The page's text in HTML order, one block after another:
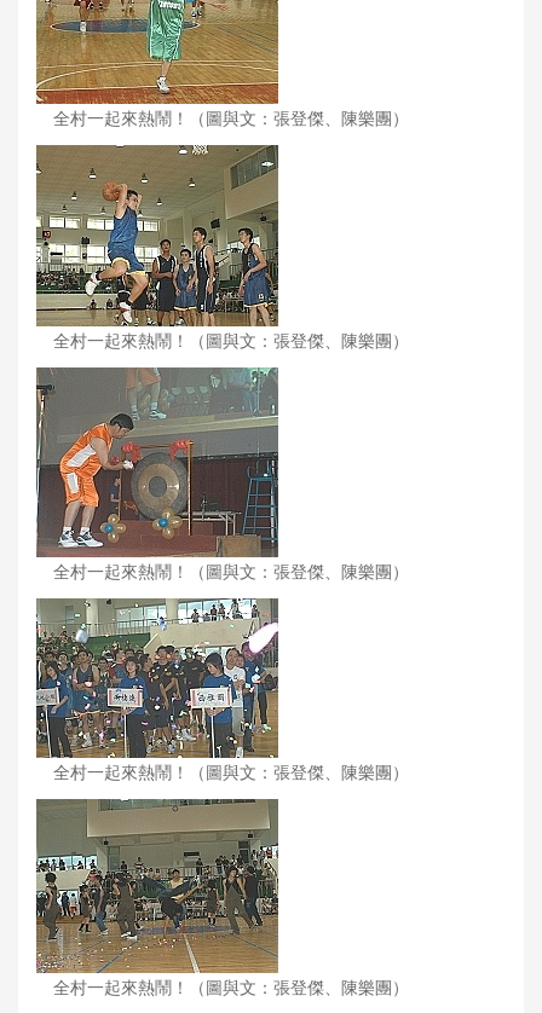
全村一起來熱鬧！（圖與文：張登傑、陳樂團）
全村一起來熱鬧！（圖與文：張登傑、陳樂團）
全村一起來熱鬧！（圖與文：張登傑、陳樂團）
全村一起來熱鬧！（圖與文：張登傑、陳樂團）
全村一起來熱鬧！（圖與文：張登傑、陳樂團）